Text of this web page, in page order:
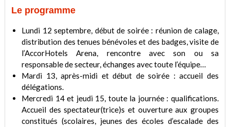
Le programme
Lundi 12 septembre, début de soirée : réunion de calage,
distribution des tenues bénévoles et des badges, visite de
l’AccorHotels Arena, rencontre avec son ou sa
responsable de secteur, échanges avec toute l’équipe…
Mardi 13, après-midi et début de soirée : accueil des
délégations.
Mercredi 14 et jeudi 15, toute la journée : qualifications.
Accueil des spectateur(trice)s et ouverture aux groupes
constitués (scolaires, jeunes des écoles d’escalade des